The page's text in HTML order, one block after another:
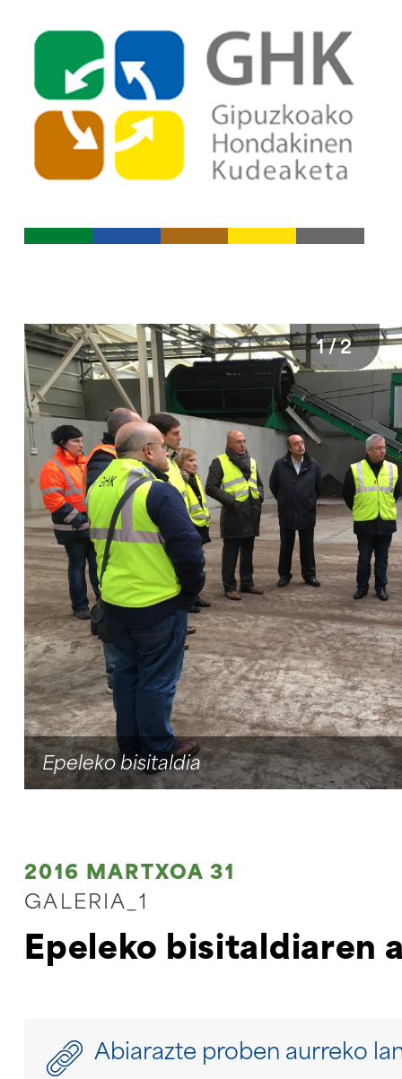
Edukietara jo
AURREKOA
1 / 2
Epeleko bisitaldia
2016 MARTXOA 31
GALERIA_1
Epeleko bisitaldiaren
Abiarazte proben aurreko